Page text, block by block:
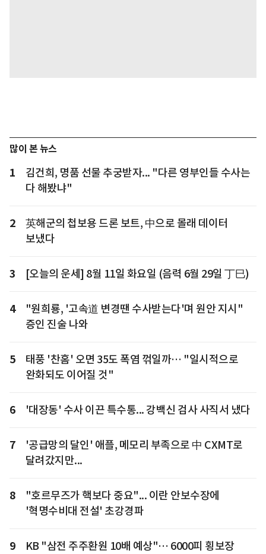
많이 본 뉴스
1
김건희, 명품 선물 추궁받자... "다른 영부인들 수사는
다 해봤냐"
2
英해군의 첩보용 드론 보트, 中으로 몰래 데이터
보냈다
3 [오늘의 운세] 8월 11일 화요일 (음력 6월 29일 丁巳)
4
"원희룡, '고속道 변경땐 수사받는다'며 원안 지시"
증인 진술 나와
5
태풍 '찬홈' 오면 35도 폭염 꺾일까… "일시적으로
완화되도 이어질 것"
6 '대장동' 수사 이끈 특수통... 강백신 검사 사직서 냈다
7
'공급망의 달인' 애플, 메모리 부족으로 中 CXMT로
달려갔지만...
8
"호르무즈가 핵보다 중요"... 이란 안보수장에
'혁명수비대 전설' 초강경파
9
KB "삼전 주주환원 10배 예상"… 6000피 횡보장